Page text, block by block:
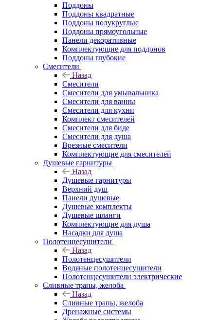
Поддоны
Поддоны квадратные
Поддоны полукруглые
Поддоны прямоугольные
Панели декоративные
Комплектующие для поддонов
Поддоны глубокие
Смесители
Назад
Смесители
Смесители для умывальника
Смесители для ванны
Смесители для кухни
Комплект смесителей
Смесители для биде
Смесители для душа
Врезные смесители
Комплектующие для смесителей
Душевые гарнитуры
Назад
Душевые гарнитуры
Верхний душ
Панели душевые
Душевые комплекты
Душевые шланги
Комплектующие для душа
Насадки для душа
Полотенцесушители
Назад
Полотенцесушители
Водяные полотенцесушители
Полотенцесушители электрические
Сливные трапы, желоба
Назад
Сливные трапы, желоба
Дренажные системы